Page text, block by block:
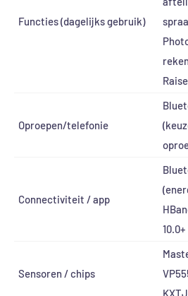
Functies (dagelijks gebruik)
Oproepen/telefonie
Connectiviteit / app
10.0+
Sensoren / chips